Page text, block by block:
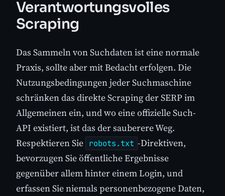
Verantwortungsvolles
Scraping
Das Sammeln von Suchdaten ist eine normale
Praxis, sollte aber mit Bedacht erfolgen. Die
Nutzungsbedingungen jeder Suchmaschine
schränken das direkte Scraping der SERP im
Allgemeinen ein, und wo eine offizielle Such-
API existiert, ist das der sauberere Weg.
Respektieren Sie robots.txt -Direktiven,
bevorzugen Sie öffentliche Ergebnisse
gegenüber allem hinter einem Login, und
erfassen Sie niemals personenbezogene Daten,